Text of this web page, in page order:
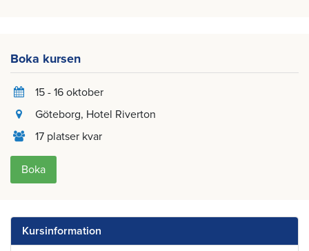
Boka kursen
15 - 16 oktober
Göteborg, Hotel Riverton
17 platser kvar
Boka
Kursinformation